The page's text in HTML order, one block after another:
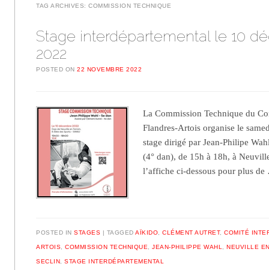
TAG ARCHIVES:COMMISSION TECHNIQUE
Stage interdépartemental le 10
2022
POSTED ON22 NOVEMBRE 2022
La Commission Technique du
Flandres-Artois organise le
stage dirigé par Jean-Philipe
(4° dan), de 15h à 18h, à
l’affiche ci-dessous pour plus
POSTED INSTAGES TAGGEDAÏKIDO ,CLÉMENT AUTRET,COMITÉ
ARTOIS ,COMMISSION TECHNIQUE ,JEAN-PHILIPPE WAHL ,NEUVILLE
SECLIN ,STAGE INTERDÉPARTEMENTAL